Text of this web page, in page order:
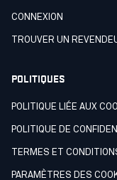
CONNEXION
TROUVER UN
POLITIQUES
POLITIQUE LIÉE AUX
POLITIQUE DE
TERMES ET
PARAMÈTRES DES